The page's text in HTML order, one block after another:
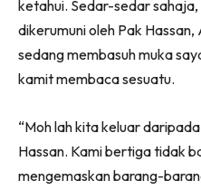
ketahui. Sedar-sedar
dikerumuni oleh Pak
sedang membasuh muka
kamit membaca sesuatu.
“Moh lah kita keluar
Hassan. Kami bertiga tidak
mengemaskan barang-